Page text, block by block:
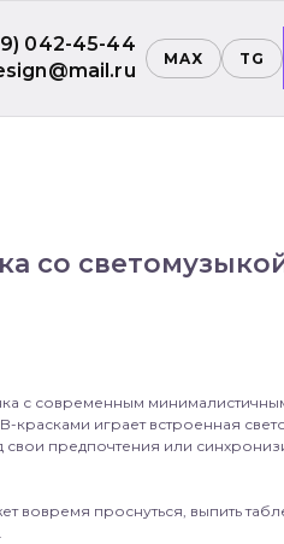
042-45-44
MAX TG
со
с современным
красками играет встроенная
предпочтения или
вовремя проснуться, выпить